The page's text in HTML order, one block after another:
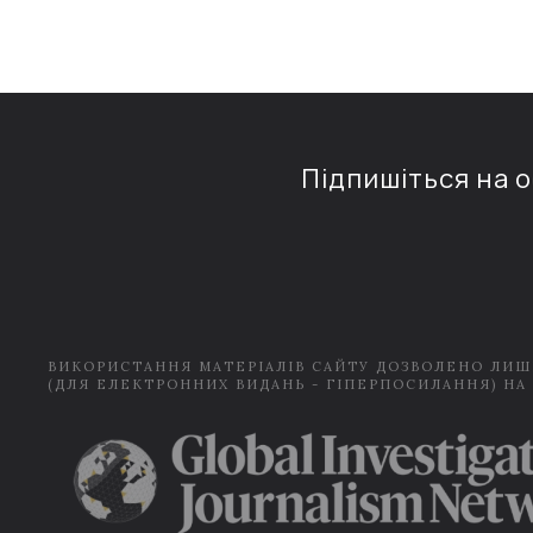
Підпишіться на
ВИКОРИСТАННЯ МАТЕРІАЛІВ САЙТУ ДОЗВОЛЕНО
(ДЛЯ ЕЛЕКТРОННИХ ВИДАНЬ - ГІПЕРПОСИЛАННЯ) НА